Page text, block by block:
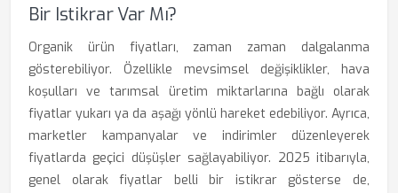
Bir Istikrar Var Mı?
Organik ürün fiyatları, zaman zaman dalgalanma
gösterebiliyor. Özellikle mevsimsel değişiklikler, hava
koşulları ve tarımsal üretim miktarlarına bağlı olarak
fiyatlar yukarı ya da aşağı yönlü hareket edebiliyor. Ayrıca,
marketler kampanyalar ve indirimler düzenleyerek
fiyatlarda geçici düşüşler sağlayabiliyor. 2025 itibarıyla,
genel olarak fiyatlar belli bir istikrar gösterse de,